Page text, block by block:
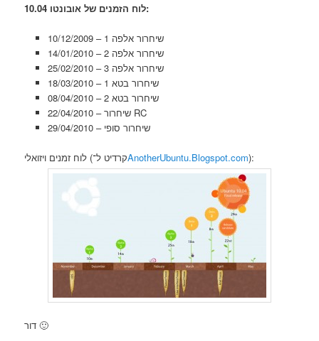
לוח הזמנים של אובונטו 10.04:
10/12/2009 – שיחרור אלפה 1
14/01/2010 – שיחרור אלפה 2
25/02/2010 – שיחרור אלפה 3
18/03/2010 – שיחרור בטא 1
08/04/2010 – שיחרור בטא 2
22/04/2010 – שיחרור RC
29/04/2010 – שיחרור סופי
לוח זמנים ויזואלי (קרדיט ל־AnotherUbuntu.Blogspot.com):
דור 🙂